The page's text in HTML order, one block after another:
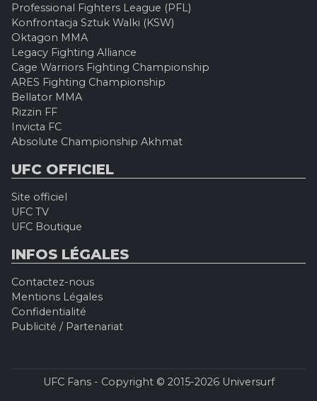
Professional Fighters League (PFL)
Konfrontacja Sztuk Walki (KSW)
Oktagon MMA
Legacy Fighting Alliance
Cage Warriors Fighting Championship
ARES Fighting Championship
Bellator MMA
Rizzin FF
Invicta FC
Absolute Championship Akhmat
UFC OFFICIEL
Site officiel
UFC TV
UFC Boutique
INFOS LÉGALES
Contactez-nous
Mentions Légales
Confidentialité
Publicité / Partenariat
UFC Fans - Copyright © 2015-2026 Universurf